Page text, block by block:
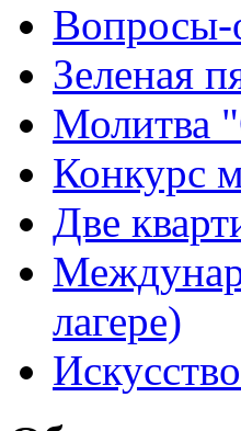
Вопросы-
Зеленая
Молитва
Конкурс
Две
лагере)